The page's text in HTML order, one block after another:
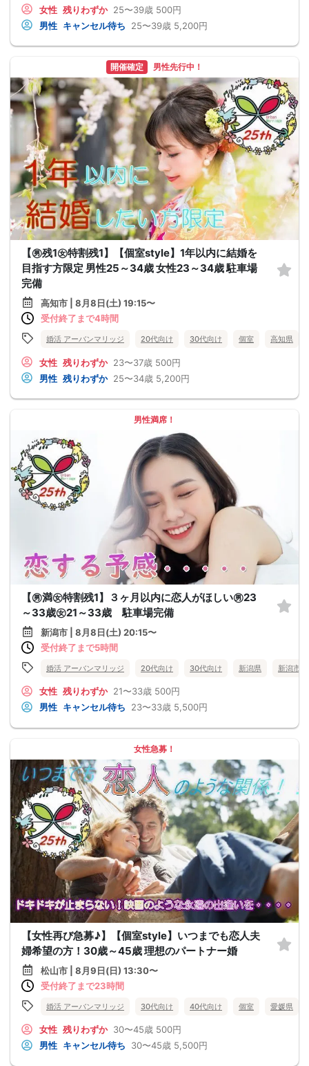
女性 残りわずか 25〜39歳 500円
男性 キャンセル待ち 25〜39歳 5,200円
開催確定 男性先行中！
【㊚残1㊛特割残1】【個室style】1年以内に結婚を
目指す方限定 男性25～34歳 女性23～34歳 駐車場
完備
高知市 | 8月8日(土) 19:15〜
受付終了まで4時間
婚活 アーバンマリッジ 20代向け 30代向け 個室 高知県
女性 残りわずか 23〜37歳 500円
男性 残りわずか 25〜34歳 5,200円
男性満席！
【㊚満㊛特割残1】３ヶ月以内に恋人がほしい㊚23
～33歳㊛21～33歳 駐車場完備
新潟市 | 8月8日(土) 20:15〜
受付終了まで5時間
婚活 アーバンマリッジ 20代向け 30代向け 新潟県 新潟市
女性 残りわずか 21〜33歳 500円
男性 キャンセル待ち 23〜33歳 5,500円
女性急募！
【女性再び急募♪】【個室style】いつまでも恋人夫
婦希望の方！30歳～45歳 理想のパートナー婚
松山市 | 8月9日(日) 13:30〜
受付終了まで23時間
婚活 アーバンマリッジ 30代向け 40代向け 個室 愛媛県
女性 残りわずか 30〜45歳 500円
男性 キャンセル待ち 30〜45歳 5,500円